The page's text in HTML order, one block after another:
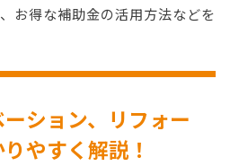
お得な補助金の活用方法などを
ション、リフォー
やすく解説！